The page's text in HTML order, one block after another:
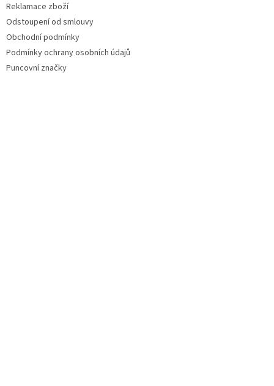
Reklamace zboží
Odstoupení od smlouvy
Obchodní podmínky
Podmínky ochrany osobních údajů
Puncovní značky